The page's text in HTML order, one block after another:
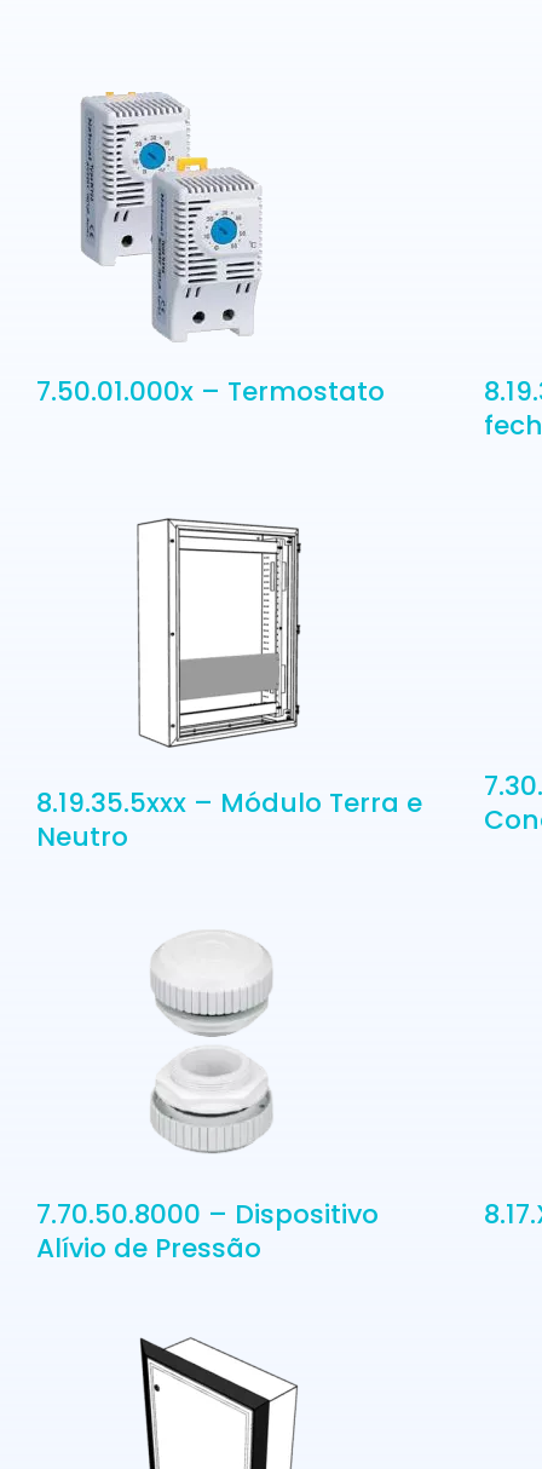
7.50.01.000x – Termostato
8.19.35.5xxx – Módulo Terra e
Neutro
7.70.50.8000 – Dispositivo
Alívio de Pressão